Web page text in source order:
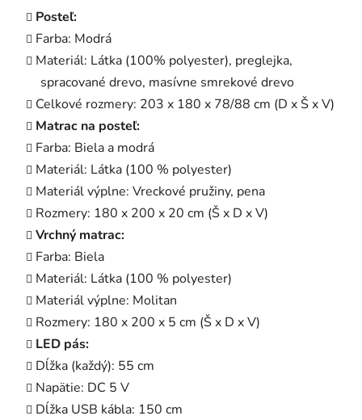
Posteľ:
Farba: Modrá
Materiál: Látka (100% polyester), preglejka,
spracované drevo, masívne smrekové drevo
Celkové rozmery: 203 x 180 x 78/88 cm (D x Š x V)
Matrac na posteľ:
Farba: Biela a modrá
Materiál: Látka (100 % polyester)
Materiál výplne: Vreckové pružiny, pena
Rozmery: 180 x 200 x 20 cm (Š x D x V)
Vrchný matrac:
Farba: Biela
Materiál: Látka (100 % polyester)
Materiál výplne: Molitan
Rozmery: 180 x 200 x 5 cm (Š x D x V)
LED pás:
Dĺžka (každý): 55 cm
Napätie: DC 5 V
Dĺžka USB kábla: 150 cm